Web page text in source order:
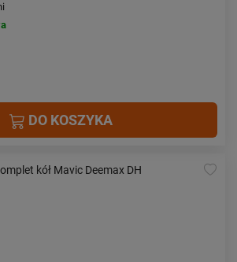
DO KOSZYKA